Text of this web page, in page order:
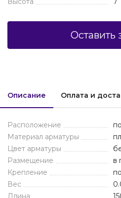
Оставить
Описание Оплата и
Расположение
Материал арматуры
Цвет арматуры
Размещение
в
Крепление
Вес
Длина